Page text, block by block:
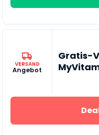
VERSAND
Angebot
Gratis-